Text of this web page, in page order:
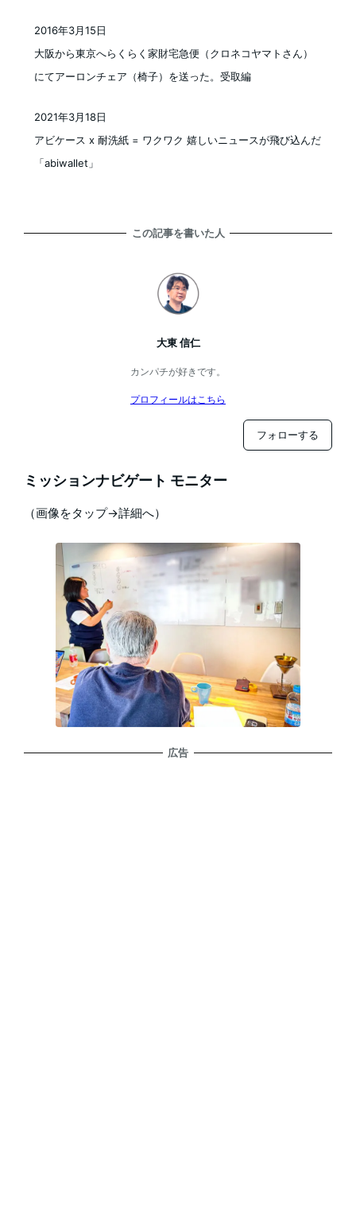
大阪から東京へらくらく家財宅急便（クロネコヤマトさん）
にてアーロンチェア（椅子）を送った。受取編
投稿日
2016年3月15日
アビケース x 耐洗紙 = ワクワク 嬉しいニュースが飛び込んだ
「abiwallet」
2021年3月18日
この記事を書いた人
大東 信仁
カンパチが好きです。
プロフィールはこちら
フォローする
ミッションナビゲート モニター
（画像をタップ→詳細へ）
広告